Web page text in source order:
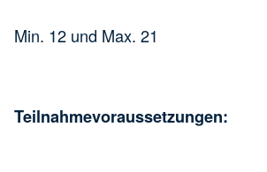
Min. 12 und Max. 21
Teilnahmevoraussetzungen: